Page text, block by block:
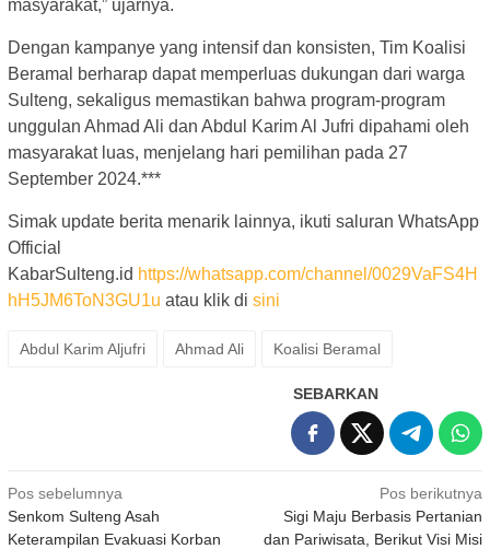
masyarakat,” ujarnya.
Dengan kampanye yang intensif dan konsisten, Tim Koalisi
Beramal berharap dapat memperluas dukungan dari warga
Sulteng, sekaligus memastikan bahwa program-program
unggulan Ahmad Ali dan Abdul Karim Al Jufri dipahami oleh
masyarakat luas, menjelang hari pemilihan pada 27
September 2024.***
Simak update berita menarik lainnya, ikuti saluran WhatsApp
Official
KabarSulteng.id https://whatsapp.com/channel/0029VaFS4H
hH5JM6ToN3GU1u atau klik di sini
Abdul Karim Aljufri Ahmad Ali Koalisi Beramal
SEBARKAN
Navigasi
pos
Pos sebelumnya
Senkom Sulteng Asah
Keterampilan Evakuasi Korban
Pos berikutnya
Sigi Maju Berbasis Pertanian
dan Pariwisata, Berikut Visi Misi